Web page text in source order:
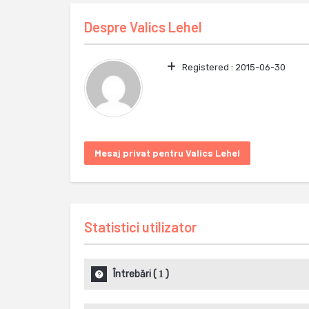
Despre Valics Lehel
Registered : 2015-06-30
Mesaj privat pentru Valics Lehel
Statistici utilizator
Întrebări( 1 )